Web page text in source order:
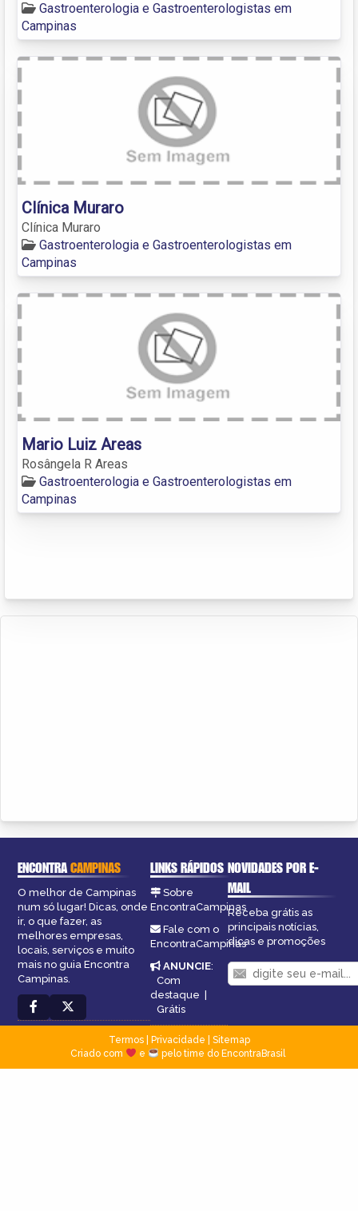
Gastroenterologia e Gastroenterologistas em
Campinas
Clínica Muraro
Clínica Muraro
Gastroenterologia e Gastroenterologistas em
Campinas
Mario Luiz Areas
Rosângela R Areas
Gastroenterologia e Gastroenterologistas em
Campinas
ENCONTRACAMPINAS
O melhor de Campinas
num só lugar! Dicas, onde
ir, o que fazer, as
melhores empresas,
locais, serviços e muito
mais no guia Encontra
Campinas.
LINKS RÁPIDOS
Sobre
EncontraCampinas
Fale com o
EncontraCampinas
ANUNCIE:
Com
destaque |
Grátis
NOVIDADES POR E-
MAIL
Receba grátis as
principais notícias,
dicas e promoções
Termos| Privacidade
Sitemap
Criado com
e pelo time do EncontraBrasil